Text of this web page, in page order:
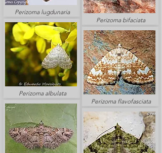
Perizoma lugdunaria
Perizoma albulata
Perizoma bifaciata
Perizoma flavofasciata